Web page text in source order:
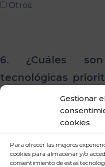
Gestionar
cookies
Para ofrecer las mejores
cookies para almacenar y/o
consentimiento de estas
Otros:
6. ¿Cuáles
tecnológicas
competitividad de
todas las que apliquen)
Automatización y